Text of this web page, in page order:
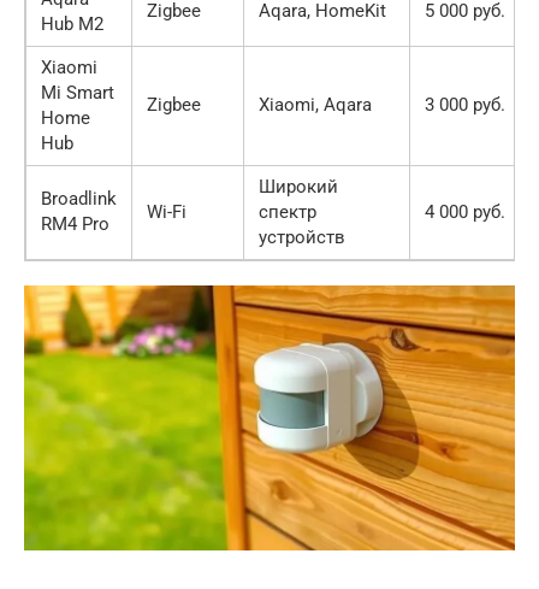
Hub M2
Zigbee Aqara, HomeKit 5 000 руб.
Xiaomi
Mi Smart
Home
Hub
Zigbee Xiaomi, Aqara 3 000 руб.
Broadlink
RM4 Pro
Wi-Fi
Широкий
спектр
устройств
4 000 руб.